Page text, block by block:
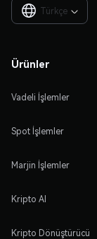
Türkçe 
Ürünler
Vadeli İşlemler
Spot İşlemler
Marjin İşlemler
Kripto Al
Kripto Dönüştürücü